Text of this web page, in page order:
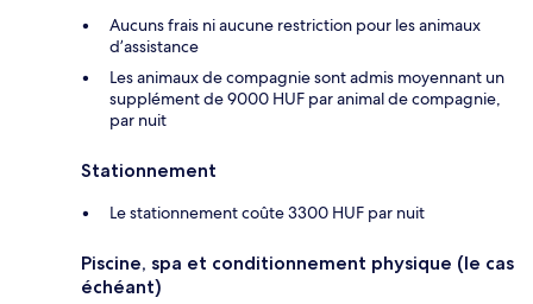
Aucuns frais ni aucune restriction pour les animaux
d’assistance
Les animaux de compagnie sont admis moyennant un
supplément de 9000 HUF par animal de compagnie,
par nuit
Stationnement
Le stationnement coûte 3300 HUF par nuit
Piscine, spa et conditionnement physique (le cas
échéant)